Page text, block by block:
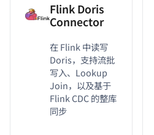
Flink Doris
Connector
在 Flink 中读写
Doris，支持流批
写入、Lookup
Join，以及基于
Flink CDC 的整库
同步